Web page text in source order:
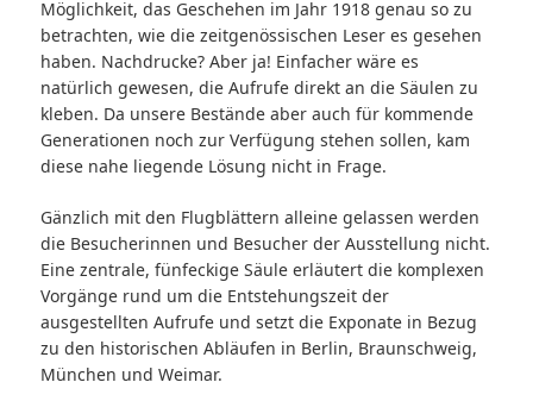
Möglichkeit, das Geschehen im Jahr 1918 genau so zu
betrachten, wie die zeitgenössischen Leser es gesehen
haben. Nachdrucke? Aber ja! Einfacher wäre es
natürlich gewesen, die Aufrufe direkt an die Säulen zu
kleben. Da unsere Bestände aber auch für kommende
Generationen noch zur Verfügung stehen sollen, kam
diese nahe liegende Lösung nicht in Frage.
Gänzlich mit den Flugblättern alleine gelassen werden
die Besucherinnen und Besucher der Ausstellung nicht.
Eine zentrale, fünfeckige Säule erläutert die komplexen
Vorgänge rund um die Entstehungszeit der
ausgestellten Aufrufe und setzt die Exponate in Bezug
zu den historischen Abläufen in Berlin, Braunschweig,
München und Weimar.